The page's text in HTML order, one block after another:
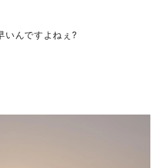
いんですよねぇ?